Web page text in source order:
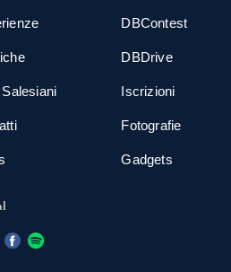
DBContest
DBDrive
Iscrizioni
Fotografie
Gadgets